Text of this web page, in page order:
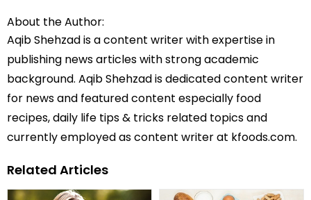
About the Author:
Aqib Shehzad is a content writer with expertise in
publishing news articles with strong academic
background. Aqib Shehzad is dedicated content writer
for news and featured content especially food
recipes, daily life tips & tricks related topics and
currently employed as content writer at kfoods.com.
Related Articles